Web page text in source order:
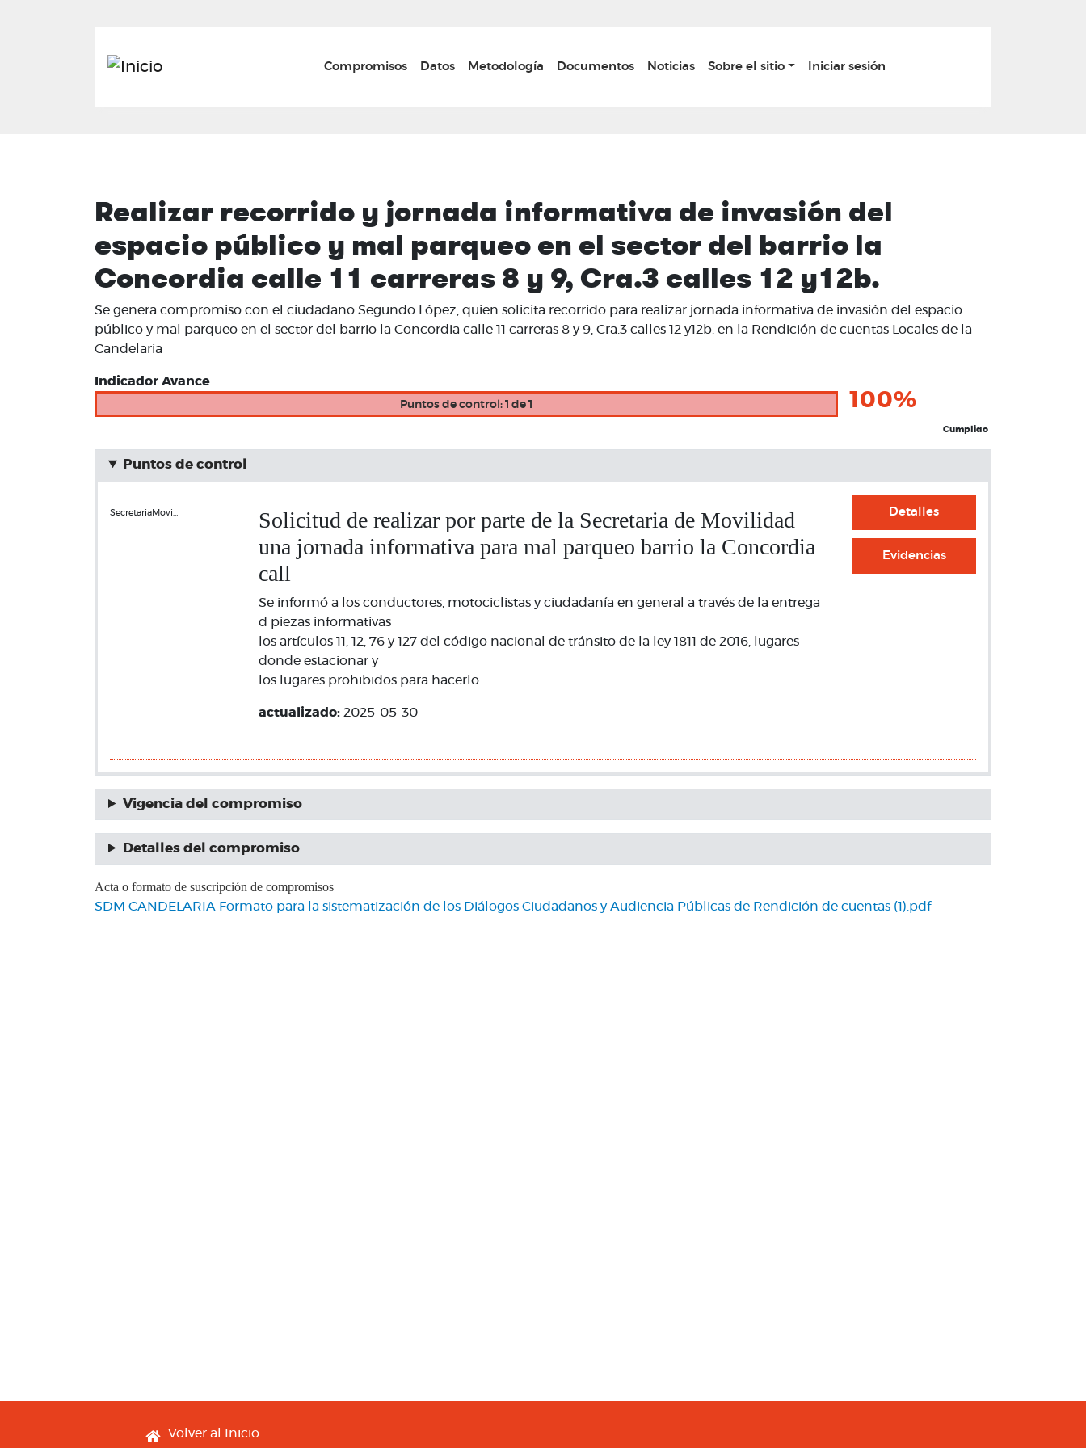
principal
Main navigation
Compromisos Datos Metodología Documentos Noticias Sobre el sitio Iniciar sesión
Realizar recorrido y jornada informativa de invasión del
espacio público y mal parqueo en el sector del barrio la
Concordia calle 11 carreras 8 y 9, Cra.3 calles 12 y12b.
Se genera compromiso con el ciudadano Segundo López, quien solicita recorrido para realizar jornada informativa de invasión del espacio
público y mal parqueo en el sector del barrio la Concordia calle 11 carreras 8 y 9, Cra.3 calles 12 y12b. en la Rendición de cuentas Locales de la
Candelaria
Indicador Avance
Puntos de control: 1 de 1 100%
Cumplido
Puntos de control
SecretariaMovi…
Solicitud de realizar por parte de la Secretaria de Movilidad
una jornada informativa para mal parqueo barrio la Concordia
call
Se informó a los conductores, motociclistas y ciudadanía en general a través de la entrega
d piezas informativas
los artículos 11, 12, 76 y 127 del código nacional de tránsito de la ley 1811 de 2016, lugares
donde estacionar y
los lugares prohibidos para hacerlo.
actualizado: 2025-05-30
Detalles
Evidencias
Vigencia del compromiso
Detalles del compromiso
Acta o formato de suscripción de compromisos
SDM CANDELARIA Formato para la sistematización de los Diálogos Ciudadanos y Audiencia Públicas de Rendición de cuentas (1).pdf
Footer menu
Volver al Inicio